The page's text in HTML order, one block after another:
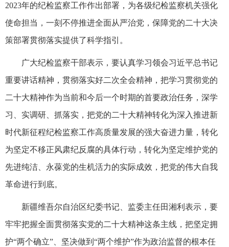
2023年的纪检监察工作作出部署，为各级纪检监察机关强化
使命担当，一刻不停推进全面从严治党，保障党的二十大决
策部署贯彻落实提供了科学指引。
广大纪检监察干部表示，要认真学习领会习近平总书记
重要讲话精神，贯彻落实好二次全会精神，把学习贯彻党的
二十大精神作为当前和今后一个时期的首要政治任务，深学
习、实调研、抓落实，把党的二十大精神转化为深入推进新
时代新征程纪检监察工作高质量发展的强大奋进力量，转化
为坚定不移正风肃纪反腐的具体行动，转化为坚定维护党的
先进纯洁、永葆党的生机活力的实际成效，把党的伟大自我
革命进行到底。
新疆维吾尔自治区纪委书记、监委主任田湘利表示，要
牢牢把握全面贯彻落实党的二十大精神这条主线，把坚定拥
护“两个确立”、坚决做到“两个维护”作为政治监督的根本任